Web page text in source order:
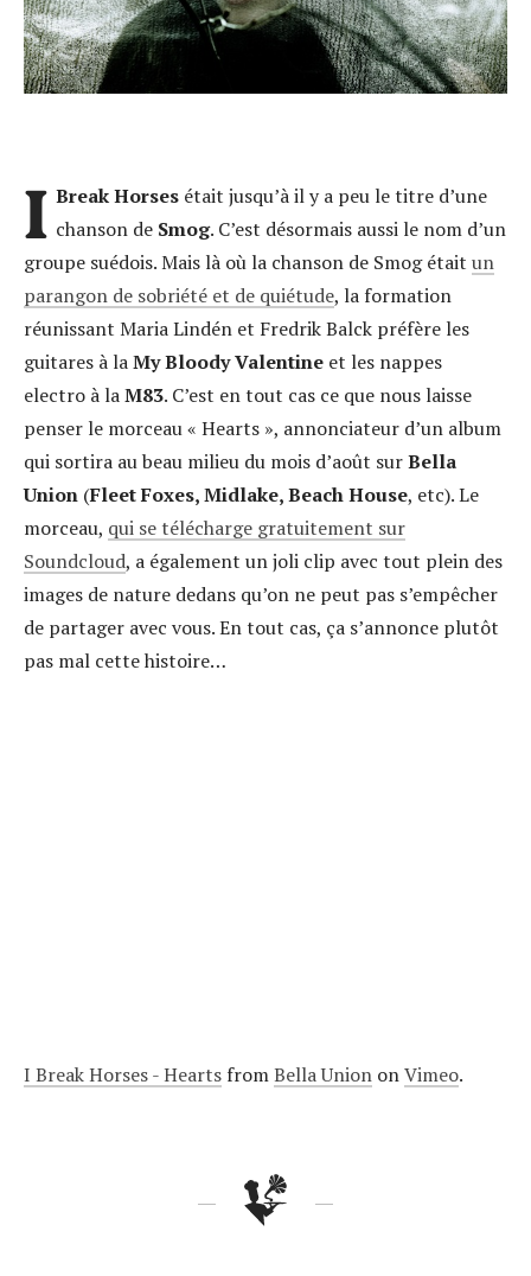
I Break Horsesétait jusqu’à il y a peu le titre d’une
chanson de Smog. C’est désormais aussi le nom d’un
groupe suédois. Mais là où la chanson de Smog était un
parangon de sobriété et de quiétude, la formation
réunissant Maria Lindén et Fredrik Balck préfère les
guitares à laMy Bloody Valentine et les nappes
electro à laM83. C’est en tout cas ce que nous laisse
penser le morceau « Hearts », annonciateur d’un album
qui sortira au beau milieu du mois d’août surBella
Union (Fleet Foxes, Midlake, Beach House, etc). Le
morceau, qui se télécharge gratuitement sur
Soundcloud, a également un joli clip avec tout plein des
images de nature dedans qu’on ne peut pas s’empêcher
de partager avec vous. En tout cas, ça s’annonce plutôt
pas mal cette histoire…
I Break Horses - Hearts fromBella Union onVimeo.